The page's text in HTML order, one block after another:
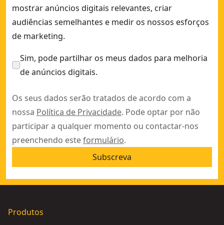
mostrar anúncios digitais relevantes, criar
audiências semelhantes e medir os nossos esforços
de marketing.
Sim, pode partilhar os meus dados para melhoria
de anúncios digitais.
Os seus dados serão tratados de acordo com a
nossa Política de Privacidade. Pode optar por não
participar a qualquer momento ou contactar-nos
preenchendo esteformulário.
Subscreva
Produtos